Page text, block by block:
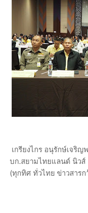
เกรียงไกร อนุรักษ์เจริญ
บก.สยามไทยแลนด์ นิวส์
(ทุกทิศ ทั่วไทย ข่าวสาร